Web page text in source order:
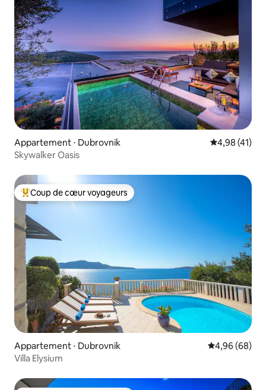
Appartement ⋅ Dubrovnik Évaluation
4,98 (41)
Skywalker Oasis
Coups de cœur voyageurs les plus appréciés
Coup de cœur voyageurs
Appartement ⋅ Dubrovnik Évaluation
4,96 (68)
Villa Elysium